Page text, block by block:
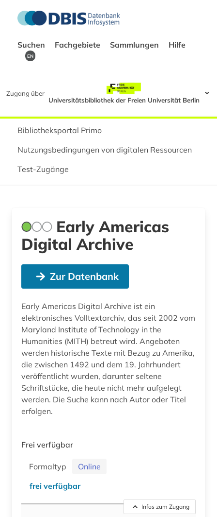
Suchen Fachgebiete Sammlungen Hilfe
EN
Zugang über
Universitätsbibliothek der Freien Universität Berlin
Bibliotheksportal Primo
Nutzungsbedingungen von digitalen Ressourcen
Test-Zugänge
Early Americas
Digital Archive
Zur Datenbank
Early Americas Digital Archive ist ein
elektronisches Volltextarchiv, das seit 2002 vom
Maryland Institute of Technology in the
Humanities (MITH) betreut wird. Angeboten
werden historische Texte mit Bezug zu Amerika,
die zwischen 1492 und dem 19. Jahrhundert
veröffentlicht wurden, darunter seltene
Schriftstücke, die heute nicht mehr aufgelegt
werden. Die Suche kann nach Autor oder Titel
erfolgen.
Frei verfügbar
Formaltyp
Online
frei verfügbar
Infos zum Zugang